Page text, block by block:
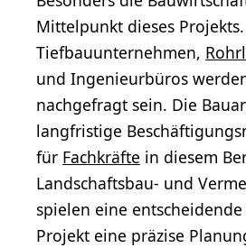
Mittelpunkt dieses Projekts.
Tiefbauunternehmen,
und Ingenieurbüros
nachgefragt sein. Die
langfristige
für Fachkräfte in diesem
Landschaftsbau- und
spielen eine
Projekt eine präzise